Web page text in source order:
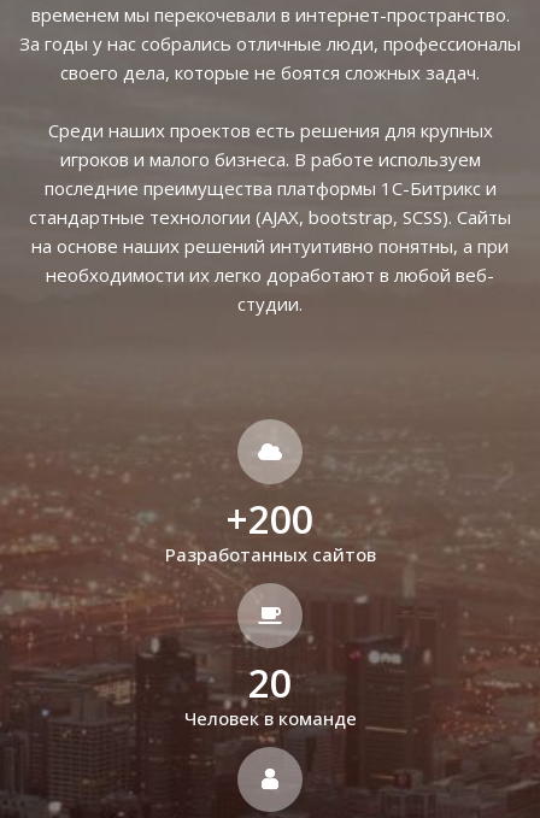
временем мы перекочевали в интернет-пространство.
За годы у нас собрались отличные люди, профессионалы
своего дела, которые не боятся сложных задач.
Среди наших проектов есть решения для крупных
игроков и малого бизнеса. В работе используем
последние преимущества платформы 1С-Битрикс и
стандартные технологии (AJAX, bootstrap, SCSS). Сайты
на основе наших решений интуитивно понятны, а при
необходимости их легко доработают в любой веб-
студии.
+200
Разработанных сайтов
20
Человек в команде